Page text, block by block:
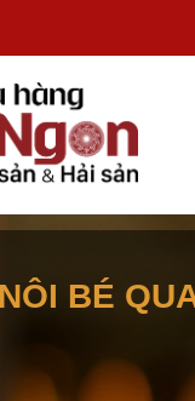
BÉ